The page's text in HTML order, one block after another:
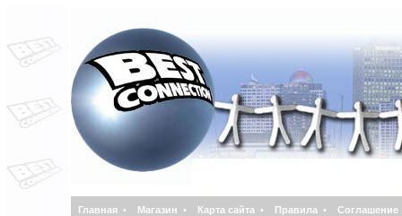
Главная • Магазин • Карта сайта • Правила • Соглашение